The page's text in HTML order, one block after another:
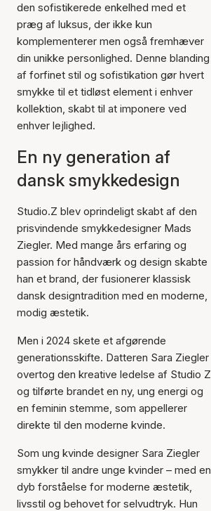
den sofistikerede enkelhed med et
præg af luksus, der ikke kun
komplementerer men også fremhæver
din unikke personlighed. Denne blanding
af forfinet stil og sofistikation gør hvert
smykke til et tidløst element i enhver
kollektion, skabt til at imponere ved
enhver lejlighed.
En ny generation af
dansk smykkedesign
Studio.Z blev oprindeligt skabt af den
prisvindende smykkedesigner Mads
Ziegler. Med mange års erfaring og
passion for håndværk og design skabte
han et brand, der fusionerer klassisk
dansk designtradition med en moderne,
modig æstetik.
Men i 2024 skete et afgørende
generationsskifte. Datteren Sara Ziegler
overtog den kreative ledelse af Studio Z
og tilførte brandet en ny, ung energi og
en feminin stemme, som appellerer
direkte til den moderne kvinde.
Som ung kvinde designer Sara Ziegler
smykker til andre unge kvinder – med en
dyb forståelse for moderne æstetik,
livsstil og behovet for selvudtryk. Hun